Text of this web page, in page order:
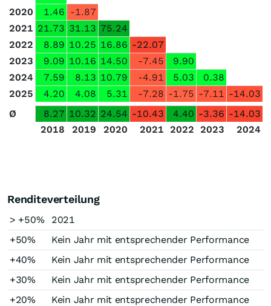
2020
1.46 -1.87
2021 21.73 31.13 75.24
2022
8.89 10.25 16.86 -22.07
2023
9.09 10.16 14.50 -7.45
9.90
2024
7.59 8.13 10.79 -4.91 5.03
0.38
2025
4.20 4.08 5.31 -7.28 -1.75 -7.11 -14.03
Ø
8.27 10.32 24.54 -10.43 4.40 -3.36 -14.03
2018
2019 2020 2021 2022 2023 2024
Renditeverteilung
> +50%
2021
+50%
Kein Jahr mit entsprechender Performance
+40%
Kein Jahr mit entsprechender Performance
+30%
Kein Jahr mit entsprechender Performance
+20%
Kein Jahr mit entsprechender Performance